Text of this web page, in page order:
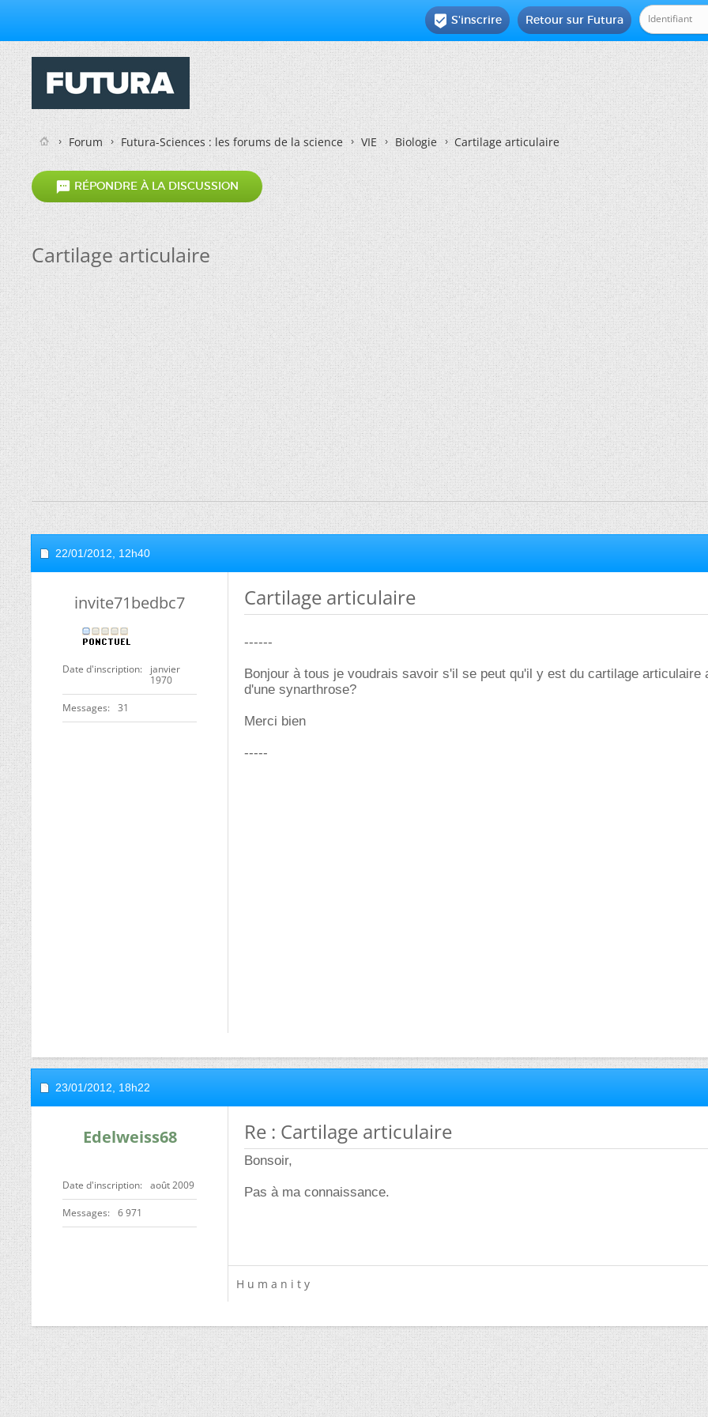
Retour sur Futura
 S'inscrire
Forum Futura-Sciences : les forums de la science VIE Biologie Cartilage articulaire
 RÉPONDRE À LA DISCUSSION
Cartilage articulaire
22/01/2012, 12h40
invite71bedbc7
Date d'inscription
janvier
1970
Messages 31
Cartilage articulaire
------
Bonjour à tous je voudrais savoir s'il se peut qu'il y est du cartilage articulaire
d'une synarthrose?
Merci bien
-----
23/01/2012, 18h22
Edelweiss68
Date d'inscription août 2009
Messages 6 971
Re : Cartilage articulaire
Bonsoir,
Pas à ma connaissance.
H u m a n i t y